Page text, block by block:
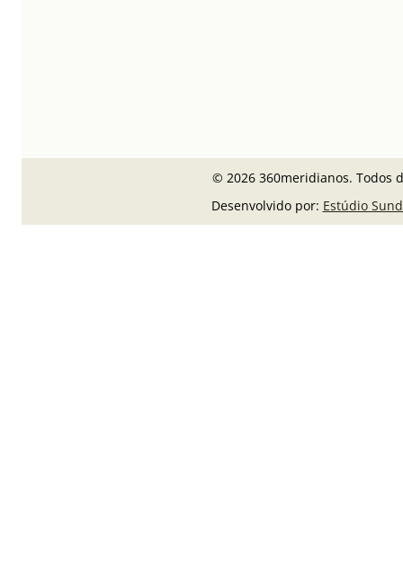
© 2026 360meridianos. Todos
Desenvolvido por: Estúdio